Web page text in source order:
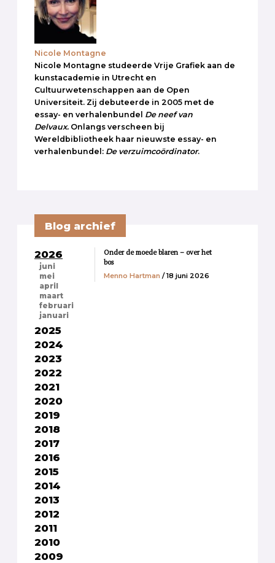
Nicole Montagne
Nicole Montagne studeerde Vrije Grafiek aan de
kunstacademie in Utrecht en
Cultuurwetenschappen aan de Open
Universiteit. Zij debuteerde in 2005 met de
essay- en verhalenbundel De neef van
Delvaux. Onlangs verscheen bij
Wereldbibliotheek haar nieuwste essay- en
verhalenbundel: De verzuimcoördinator.
Blog archief
2026
juni
mei
april
maart
februari
januari
2025
2024
2023
2022
2021
2020
2019
2018
2017
2016
2015
2014
2013
2012
2011
2010
2009
Onder de moede blaren – over het
bos
Menno Hartman / 18 juni 2026